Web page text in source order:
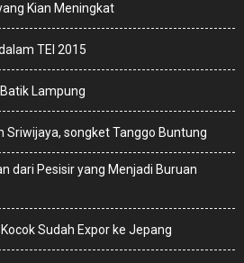
Kian Meningkat
TEI 2015
Lampung
Sriwijaya, songket Tanggo Buntung
dari Pesisir yang Menjadi Buruan
Sudah Expor ke Jepang